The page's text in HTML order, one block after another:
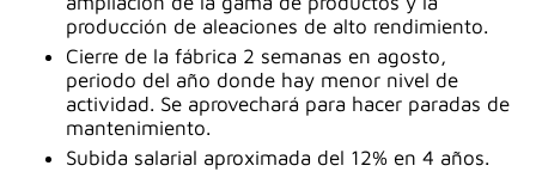
producción de aleaciones de alto rendimiento.
Cierre de la fábrica 2 semanas en agosto,
periodo del año donde hay menor nivel de
actividad. Se aprovechará para hacer paradas de
mantenimiento.
Subida salarial aproximada del 12% en 4 años.